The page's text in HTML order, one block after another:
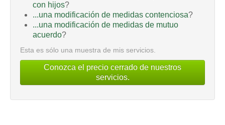
con hijos?
...una modificación de medidas contenciosa?
...una modificación de medidas de mutuo
acuerdo?
Esta es sólo una muestra de mis servicios.
Conozca el precio cerrado de nuestros
servicios.